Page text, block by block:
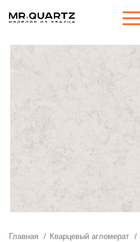
Главная Кварцевый агломерат